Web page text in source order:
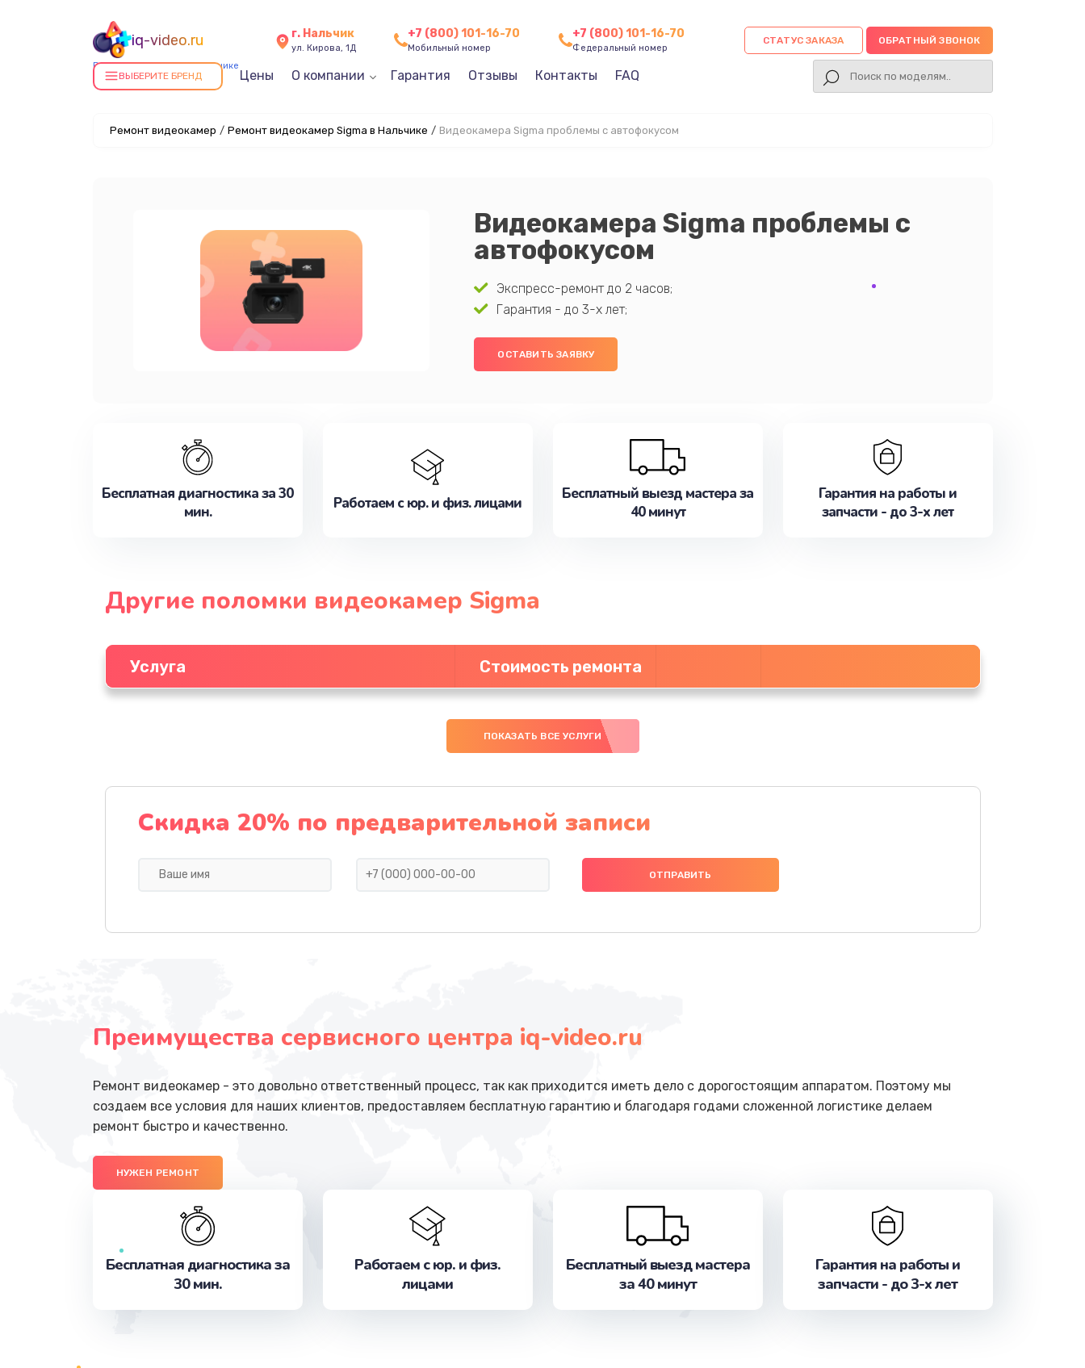
iq-video.ru
Ремонт видеокамер в Нальчике
г. Нальчик
ул. Кирова, 1Д
+7 (800) 101-16-70
Мобильный номер
+7 (800) 101-16-70
Федеральный номер
СТАТУС ЗАКАЗА ОБРАТНЫЙ ЗВОНОК
ВЫБЕРИТЕ БРЕНД Цены О компании Гарантия Отзывы Контакты FAQ
Ремонт видеокамер / Ремонт видеокамер Sigma в Нальчике / Видеокамера Sigma проблемы с автофокусом
Видеокамера Sigma проблемы с
автофокусом
Экспресс-ремонт до 2 часов;
Гарантия - до 3-х лет;
ОСТАВИТЬ ЗАЯВКУ
Бесплатная диагностика за 30
мин.
Работаем с юр. и физ. лицами
Бесплатный выезд мастера за
40 минут
Гарантия на работы и
запчасти - до 3-х лет
Другие поломки видеокамер Sigma
Услуга Стоимость ремонта
ПОКАЗАТЬ ВСЕ УСЛУГИ
Скидка 20% по предварительной записи
Преимущества сервисного центра iq-video.ru
Ремонт видеокамер - это довольно ответственный процесс, так как приходится иметь дело с дорогостоящим аппаратом. Поэтому мы
создаем все условия для наших клиентов, предоставляем бесплатную гарантию и благодаря годами сложенной логистике делаем
ремонт быстро и качественно.
НУЖЕН РЕМОНТ
Бесплатная диагностика за
30 мин.
Работаем с юр. и физ.
лицами
Бесплатный выезд мастера
за 40 минут
Гарантия на работы и
запчасти - до 3-х лет